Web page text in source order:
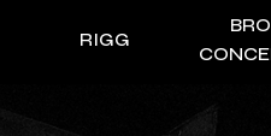
RIGG